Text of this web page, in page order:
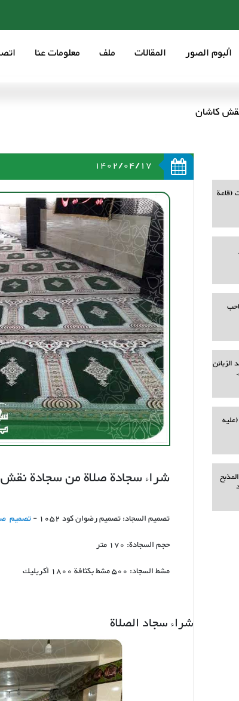
ألبوم الصور المقالات ملف معلومات عنا
كاشان
(قاعة
1402/04/17
شراء سجادة صلاة من سجادة
تصميم السجاد: تصميم رضوان كود 1052 -
تصميم صابر
حجم السجادة: 170 متر
مشط السجاد: 500 مشط بكثافة 1800 أكريليك
شراء سجاد الصلاة